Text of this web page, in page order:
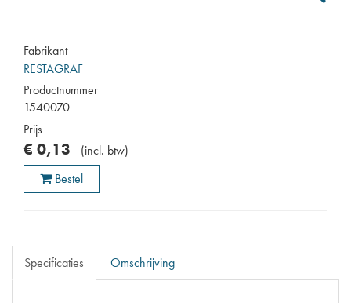
Fabrikant
RESTAGRAF
Productnummer
1540070
Prijs
€ 0,13 (incl. btw)
Bestel
Specificaties Omschrijving